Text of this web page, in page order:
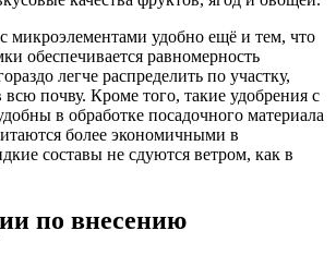
микроэлементами удобно ещё и тем, что
обеспечивается равномерность
легче распределить по участку,
почву. Кроме того, такие удобрения с
в обработке посадочного материала
более экономичными в
составы не сдуются ветром, как в
по внесению